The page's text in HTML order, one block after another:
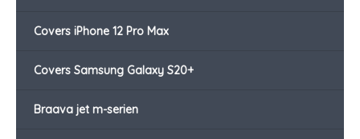
Covers iPhone 12 Pro Max
Covers Samsung Galaxy S20+
Braava jet m-serien